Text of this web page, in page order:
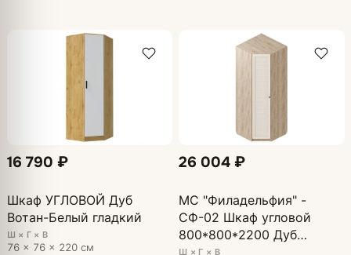
16 790 ₽
Шкаф УГЛОВОЙ Дуб
Вотан-Белый гладкий
Ш × Г × В
76 × 76 × 220 см
26 004 ₽
МС "Филадельфия" -
СФ-02 Шкаф угловой
800*800*2200 Дуб
Баррик БЕЖ (ПРАВЫЙ)
Ш × Г × В